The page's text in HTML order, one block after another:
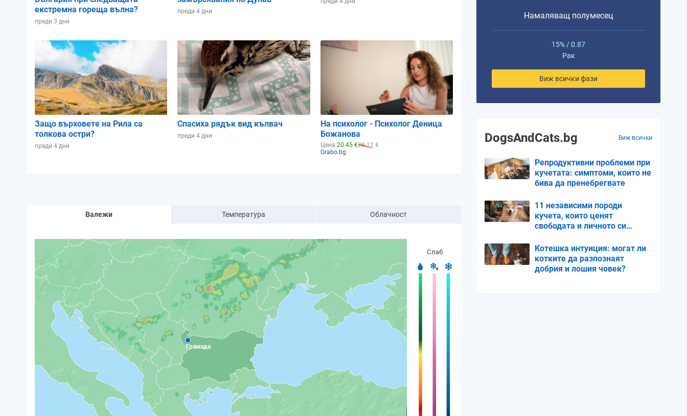
екстремна гореща вълна?
преди 3 дни
преди 4 дни
Защо върховете на Рила са
толкова остри?
преди 4 дни
Спасиха рядък вид кълвач
преди 4 дни
На психолог - Психолог Деница
Божанова
Цена:20.45 €28.12 €
Grabo.bg
Валежи Температура Облачност
Грамада
Намаляващ полумесец
15% / 0.87
Рак
Виж всички фази
DogsAndCats.bg Виж всички
Репродуктивни проблеми при
кучетата: симптоми, които не
бива да пренебрегвате
11 независими породи
кучета, които ценят
свободата и личното си
Котешка интуиция: могат ли
котките да разпознаят
добрия и лошия човек?